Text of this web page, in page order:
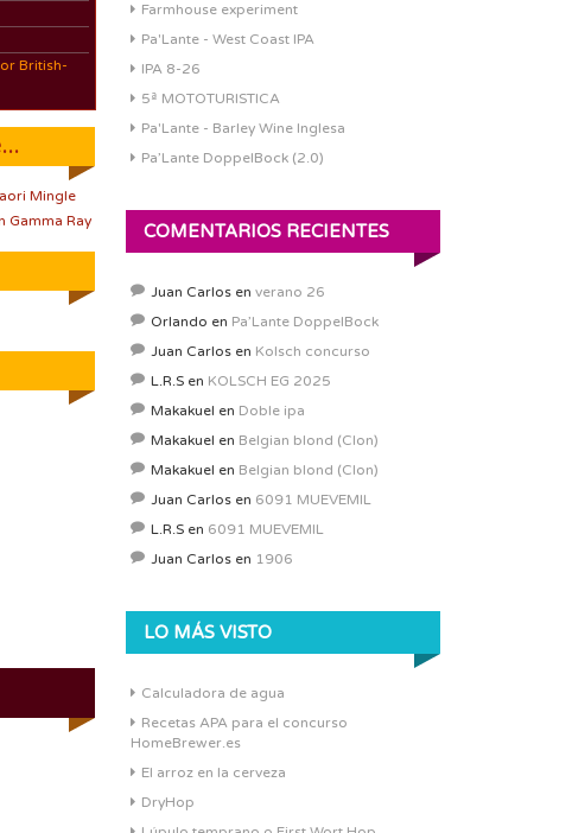
British-
Mingle
Gamma Ray
Farmhouse experiment
Pa'Lante - West Coast IPA
IPA 8-26
5ª MOTOTURISTICA
Pa'Lante - Barley Wine Inglesa
Pa’Lante DoppelBock (2.0)
COMENTARIOS RECIENTES
Juan Carlos en verano 26
Orlando en Pa’Lante DoppelBock
Juan Carlos en Kolsch concurso
L.R.S en KOLSCH EG 2025
Makakuel en Doble ipa
Makakuel en Belgian blond (Clon)
Makakuel en Belgian blond (Clon)
Juan Carlos en 6091 MUEVEMIL
L.R.S en 6091 MUEVEMIL
Juan Carlos en 1906
LO MÁS VISTO
Calculadora de agua
Recetas APA para el concurso
HomeBrewer.es
El arroz en la cerveza
DryHop